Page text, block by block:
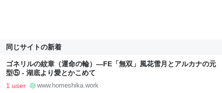
同じサイトの新着
ゴネリルの紋章（運命の輪）―FE「無双」風花雪月とアルカナの元
型⑤ - 湖底より愛とかこめて
1 user www.homeshika.work